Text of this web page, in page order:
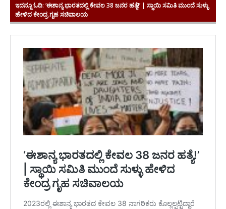
ಇದನ್ನೂ ಓದಿ: ‘ಈಶಾನ್ಯ ಭಾರತದಲ್ಲಿ ಕೇವಲ 38 ಜನರ ಹತ್ಯೆ!’ | ಸ್ಥಾಯಿ ಸಮಿತಿ ಮುಂದೆ ಸುಳ್ಳು
ಹೇಳಿದ ಕೇಂದ್ರ ಗೃಹ ಸಚಿವಾಲಯ